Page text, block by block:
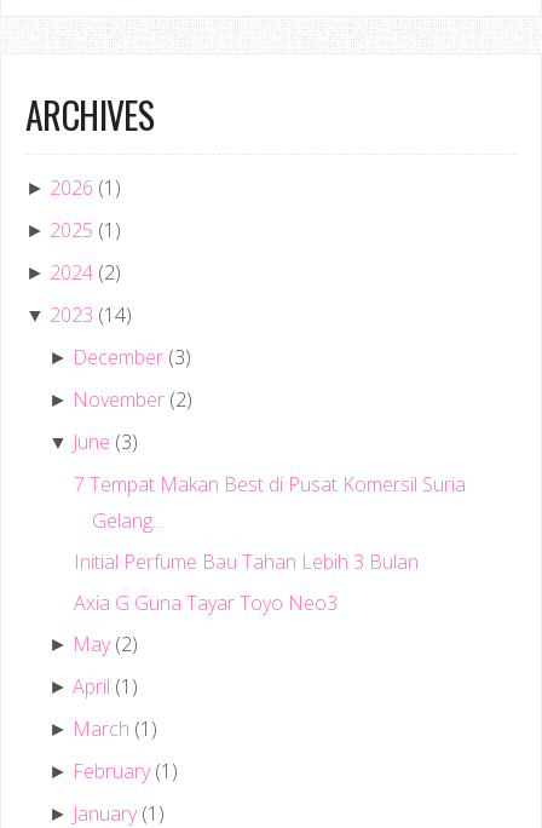
ARCHIVES
► 2026 (1)
► 2025 (1)
► 2024 (2)
▼ 2023 (14)
► December (3)
► November (2)
▼ June (3)
7 Tempat Makan Best di Pusat Komersil Suria
Gelang...
Initial Perfume Bau Tahan Lebih 3 Bulan
Axia G Guna Tayar Toyo Neo3
► May (2)
►April (1)
► March (1)
► February (1)
► January (1)